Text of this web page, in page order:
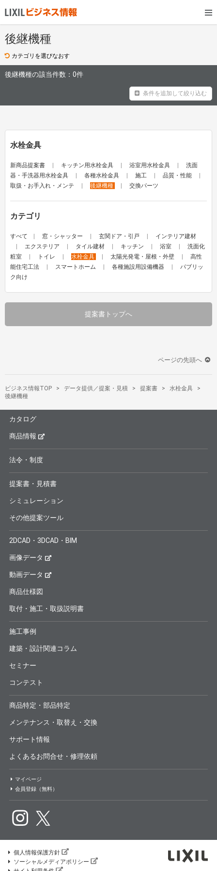
後継機種
カテゴリを選びなおす
後継機種の該当件数： 0件
条件を追加して絞り込む
水栓金具
新商品提案書 キッチン用水栓金具 浴室用水栓金具
洗面
器・手洗器用水栓金具
各種水栓金具 施工
品質・性能
取扱・お手入れ・メンテ
後継機種 交換パーツ
カテゴリ
すべて 窓・シャッター 玄関ドア・引戸
インテリア建材
エクステリア
タイル建材 キッチン 浴室
洗面化
粧室
トイレ 水栓金具 太陽光発電・屋根・外壁
高性
能住宅工法
スマートホーム 各種施設用設備機器
パブリッ
ク向け
提案書トップへ
ページの先頭へ
ビジネス情報TOP データ提供／提案・見積 提案書
水栓金具
後継機種
カタログ
商品情報
法令・制度
提案書・見積書
シミュレーション
その他提案ツール
2DCAD・3DCAD・BIM
画像データ
動画データ
商品仕様図
取付・施工・取扱説明書
施工事例
建築・設計関連コラム
セミナー
コンテスト
商品特定・部品特定
メンテナンス・取替え・交換
サポート情報
よくあるお問合せ・修理依頼
マイページ
会員登録（無料）
個人情報保護方針
ソーシャルメディアポリシー